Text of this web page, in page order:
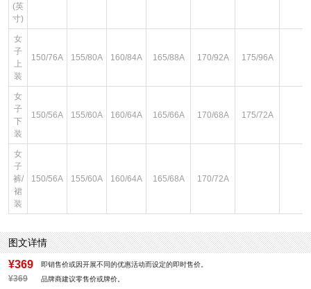
(英
寸)
女
子
上
装
150/76A 155/80A 160/84A 165/88A 170/92A 175/96A
女
子
下
装
150/56A 155/60A 160/64A 165/66A 170/68A 175/72A
女
子
裤/
裙
装
150/56A 155/60A 160/64A 165/68A 170/72A
图文详情
¥369 即销售价或因开展不同的优惠活动而设定的即时售价。
¥369 品牌商建议零售价或牌价。